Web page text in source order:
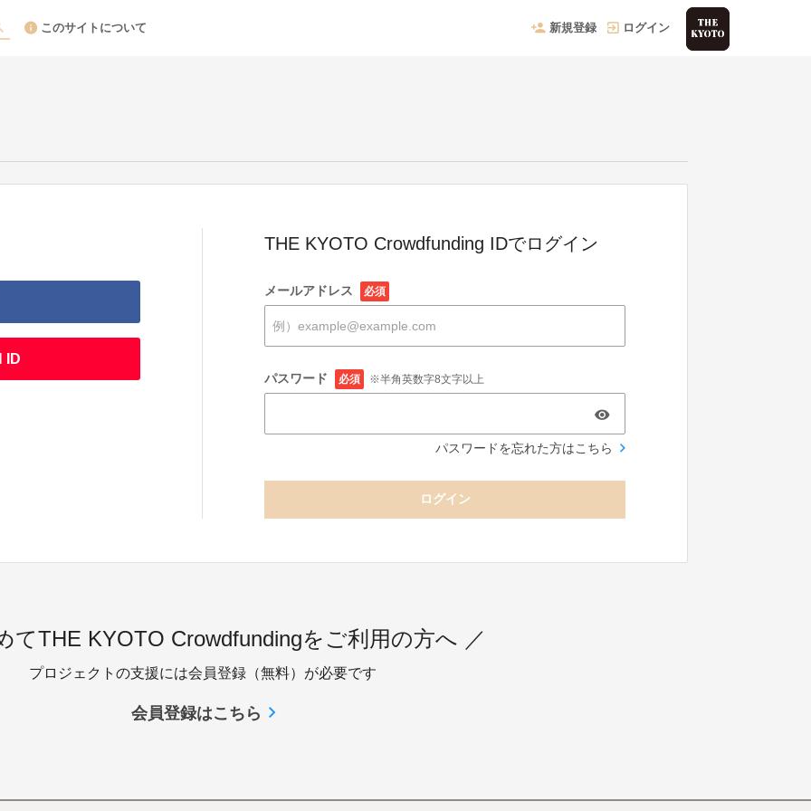
このサイトについて 新規登録 ログイン
ID
THE KYOTO Crowdfunding IDでログイン
メールアドレス 必須
パスワード 必須 ※半角英数字8文字以上
パスワードを忘れた方はこちら
ログイン
てTHE KYOTO Crowdfundingをご利用の方へ ／
プロジェクトの支援には会員登録（無料）が必要です
会員登録はこちら